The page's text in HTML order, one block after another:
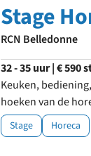
Stage
RCN Belledonne
32 - 35 uur | €
Keuken,
hoeken van de
Stage Horeca